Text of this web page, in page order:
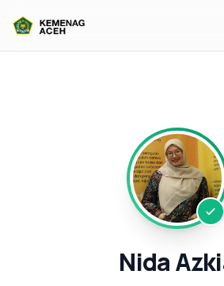
Nida